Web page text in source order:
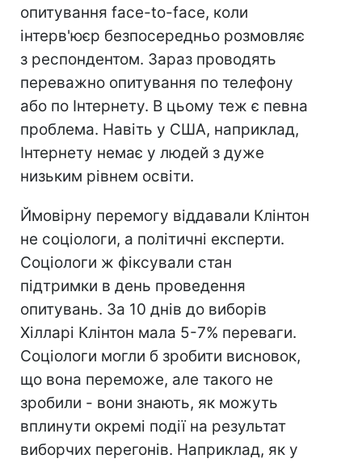
опитування face-to-face, коли
інтерв'юєр безпосередньо розмовляє
з респондентом. Зараз проводять
переважно опитування по телефону
або по Інтернету. В цьому теж є певна
проблема. Навіть у США, наприклад,
Інтернету немає у людей з дуже
низьким рівнем освіти.
Ймовірну перемогу віддавали Клінтон
не соціологи, а політичні експерти.
Соціологи ж фіксували стан
підтримки в день проведення
опитувань. За 10 днів до виборів
Хілларі Клінтон мала 5-7% переваги.
Соціологи могли б зробити висновок,
що вона переможе, але такого не
зробили - вони знають, як можуть
вплинути окремі події на результат
виборчих перегонів. Наприклад, як у